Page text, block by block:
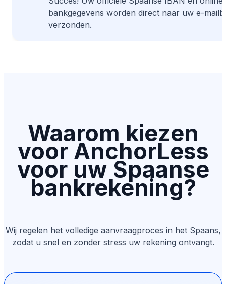
bankgegevens worden direct naar uw e-
verzonden.
Waarom kiezen
voor AnchorLess
voor uw Spaanse
bankrekening?
Wij regelen het volledige aanvraagproces in het Spaans,
zodat u snel en zonder stress uw rekening ontvangt.